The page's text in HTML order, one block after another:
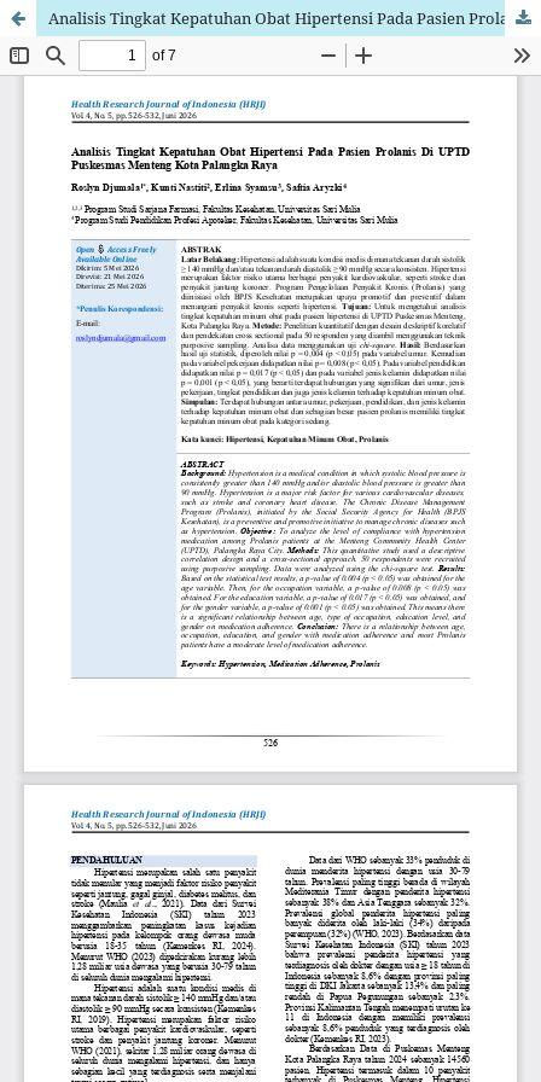
Analisis Tingkat Kepatuhan Obat Hipertensi Pada Pasien Prolanis Di UPTD Puskesmas Menteng Kota Palangka Raya